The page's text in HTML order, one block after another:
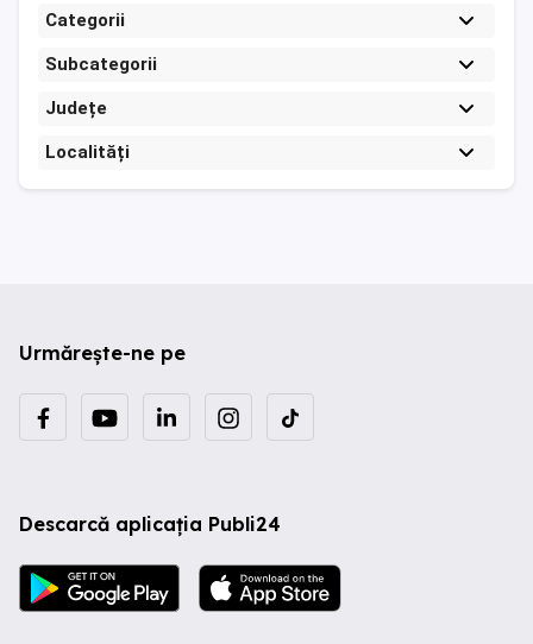
Categorii
Subcategorii
Județe
Localități
Urmărește-ne pe
Descarcă aplicația Publi24